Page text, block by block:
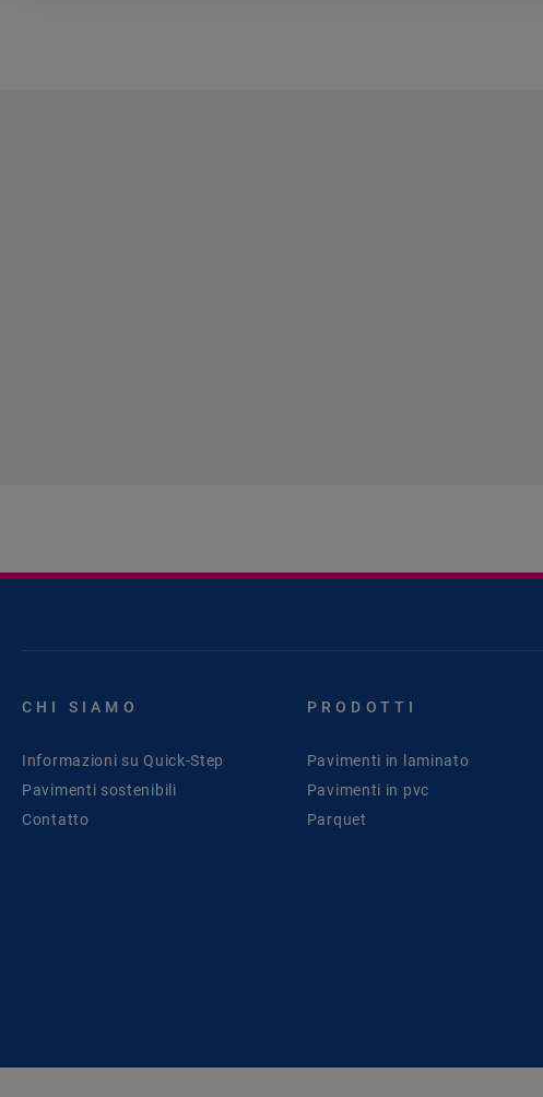
CHI SIAMO
Informazioni su Quick-Step
Pavimenti sostenibili
Contatto
PRODOTTI
Pavimenti in laminato
Pavimenti in pvc
Parquet